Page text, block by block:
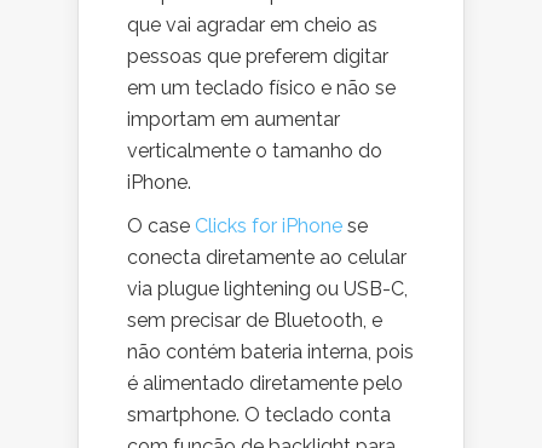
que vai agradar em cheio as
pessoas que preferem digitar
em um teclado físico e não se
importam em aumentar
verticalmente o tamanho do
iPhone.
O case Clicks for iPhone se
conecta diretamente ao celular
via plugue lightening ou USB-C,
sem precisar de Bluetooth, e
não contém bateria interna, pois
é alimentado diretamente pelo
smartphone. O teclado conta